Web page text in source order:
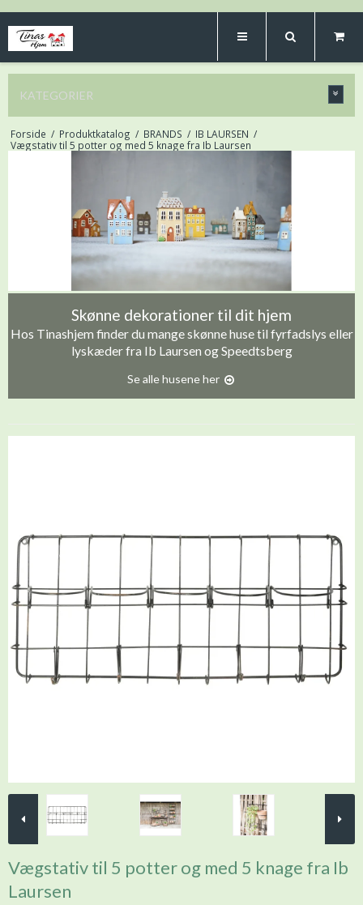
KATEGORIER
Forside / Produktkatalog / BRANDS / IB LAURSEN /
Vægstativ til 5 potter og med 5 knage fra Ib Laursen
Skønne dekorationer til dit hjem
Hos Tinashjem finder du mange skønne huse til fyrfadslys eller
lyskæder fra Ib Laursen og Speedtsberg
Se alle husene her
Vægstativ til 5 potter og med 5 knage fra Ib
Laursen